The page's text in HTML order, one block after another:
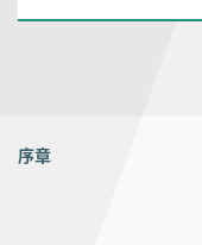
序章